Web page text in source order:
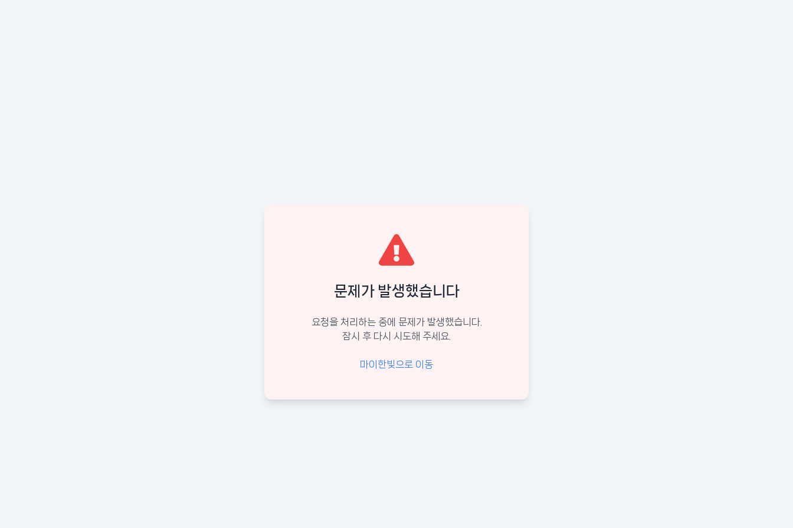
문제가 발생했습니다
요청을 처리하는 중에 문제가 발생했습니다.
잠시 후 다시 시도해 주세요.
마이한빛으로 이동